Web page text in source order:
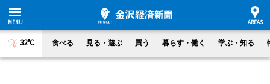
32°C 食べる 見る・遊ぶ 買う 暮らす・働く 学ぶ・知る